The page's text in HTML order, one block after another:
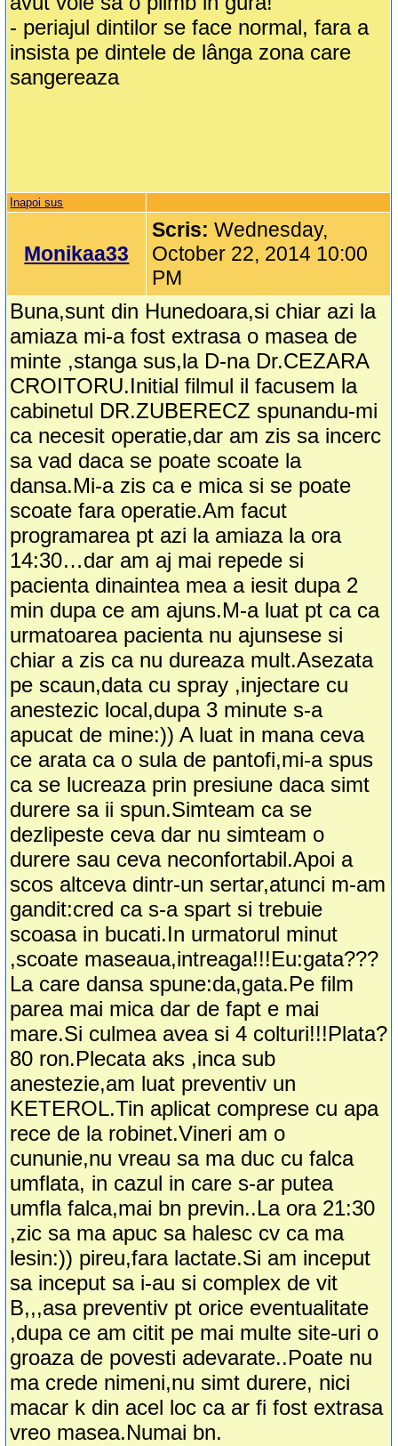
- periajul dintilor se face normal, fara a
insista pe dintele de lânga zona care
sangereaza
Inapoi sus
Monikaa33
Scris:Wednesday,
October 22, 2014 10:00
PM
Buna,sunt din Hunedoara,si chiar azi la
amiaza mi-a fost extrasa o masea de
minte ,stanga sus,la D-na Dr.CEZARA
CROITORU.Initial filmul il facusem la
cabinetul DR.ZUBERECZ spunandu-mi
ca necesit operatie,dar am zis sa incerc
sa vad daca se poate scoate la
dansa.Mi-a zis ca e mica si se poate
scoate fara operatie.Am facut
programarea pt azi la amiaza la ora
14:30…dar am aj mai repede si
pacienta dinaintea mea a iesit dupa 2
min dupa ce am ajuns.M-a luat pt ca ca
urmatoarea pacienta nu ajunsese si
chiar a zis ca nu dureaza mult.Asezata
pe scaun,data cu spray ,injectare cu
anestezic local,dupa 3 minute s-a
apucat de mine:)) A luat in mana ceva
ce arata ca o sula de pantofi,mi-a spus
ca se lucreaza prin presiune daca simt
durere sa ii spun.Simteam ca se
dezlipeste ceva dar nu simteam o
durere sau ceva neconfortabil.Apoi a
scos altceva dintr-un sertar,atunci m-am
gandit:cred ca s-a spart si trebuie
scoasa in bucati.In urmatorul minut
,scoate maseaua,intreaga!!!Eu:gata???
La care dansa spune:da,gata.Pe film
parea mai mica dar de fapt e mai
mare.Si culmea avea si 4 colturi!!!Plata?
80 ron.Plecata aks ,inca sub
anestezie,am luat preventiv un
KETEROL.Tin aplicat comprese cu apa
rece de la robinet.Vineri am o
cununie,nu vreau sa ma duc cu falca
umflata, in cazul in care s-ar putea
umfla falca,mai bn previn..La ora 21:30
,zic sa ma apuc sa halesc cv ca ma
lesin:)) pireu,fara lactate.Si am inceput
sa inceput sa i-au si complex de vit
B,,,asa preventiv pt orice eventualitate
,dupa ce am citit pe mai multe site-uri o
groaza de povesti adevarate..Poate nu
ma crede nimeni,nu simt durere, nici
macar k din acel loc ca ar fi fost extrasa
vreo masea.Numai bn.